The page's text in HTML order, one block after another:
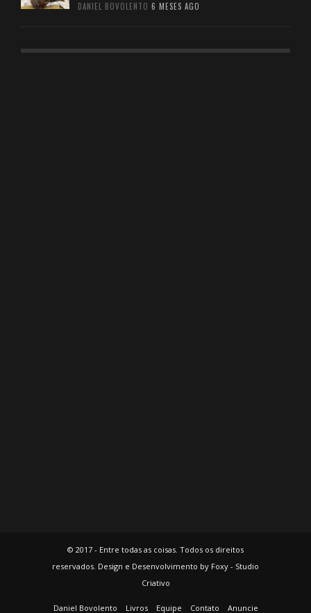
DANIEL BOVOLENTO 6 MESES AGO
© 2017 - Entre todas as coisas. Todos os direitos
reservados. Design e Desenvolvimento by Foxy - Studio
Criativo
Daniel Bovolento Livros Equipe Contato Anuncie